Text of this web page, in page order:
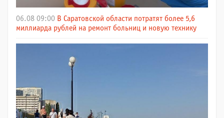
06.08 09:00 В Саратовской области потратят более 5,6
миллиарда рублей на ремонт больниц и новую технику